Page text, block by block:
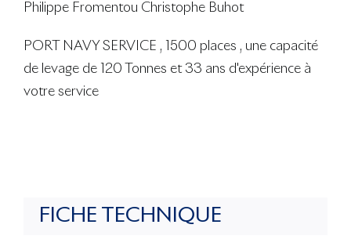
Philippe Fromentou Christophe Buhot
PORT NAVY SERVICE , 1500 places , une capacité
de levage de 120 Tonnes et 33 ans d'expérience à
votre service
FICHE TECHNIQUE